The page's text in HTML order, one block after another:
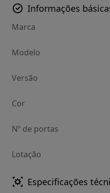
Informações
Marca
Modelo
Versão
Cor
Nº de portas
Lotação
Especificações